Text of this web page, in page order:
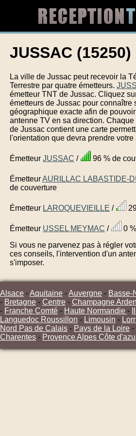
JUSSAC (15250)
La ville de Jussac peut recevoir la
Terrestre par quatre émetteurs.
émetteur TNT de Jussac. Cliquez
émetteurs de Jussac pour connaître
géographique exacte afin de
antenne TV en sa direction.
de Jussac contient une carte
l'orientation que devra prendre
Émetteur JUSSAC / 96 % de
ÉmetteurAURILLAC LABASTIDE-
de couverture
Émetteur LAROQUEVIEILLE /
Émetteur USSEL MEYMAC /
0
Si vous ne parvenez pas à régler
ces conseils, l'intervention d'un
s'imposer.
Alsace -Aquitaine -Auvergne - Basse-
- Bretagne - Centre - Champagne
- Franche Comté - Haute Normandie -
Languedoc Roussillon - Limousin -
Nord Pas de Calais - Pays de la Loire -
Charentes - Provence Alpes Côte